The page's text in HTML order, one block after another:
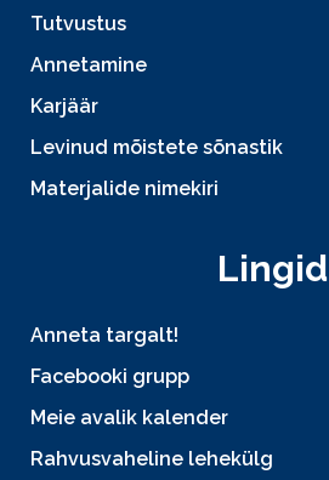
Tutvustus
Annetamine
Karjäär
Levinud mõistete sõnastik
Materjalide nimekiri
Lingid
Anneta targalt!
Facebooki grupp
Meie avalik kalender
Rahvusvaheline lehekülg